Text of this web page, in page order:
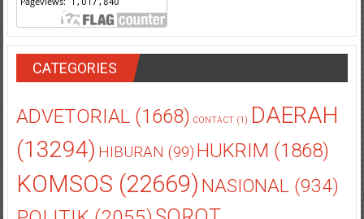
CATEGORIES
ADVETORIAL(1668) CONTACT(1) DAERAH
(13294) HIBURAN (99) HUKRIM (1868)
KOMSOS (22669) NASIONAL(934)